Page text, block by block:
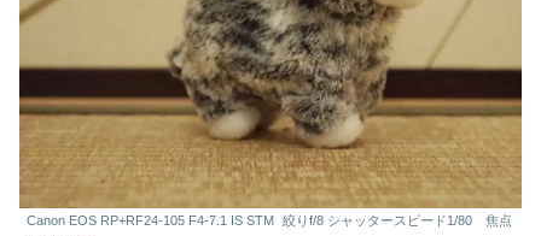
Canon EOS RP+RF24-105 F4-7.1 IS STM 絞りf/8 シャッタースピード1/80 焦点